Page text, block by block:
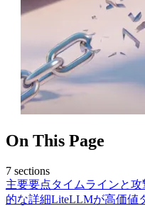
On This Page
7 sections
主要要点タイムラインと攻
的な詳細LiteLLMが高価値